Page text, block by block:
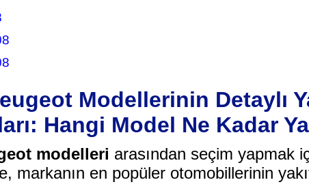
Modellerinin Detaylı
Hangi Model Ne Kadar
modelleri arasından seçim yapmak
markanın en popüler otomobillerinin